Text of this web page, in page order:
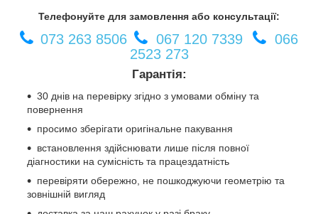
Телефонуйте для замовлення або консультації:
073 263 8506 067 120 7339
066
2523 273
Гарантія:
30 днів на перевірку згідно з умовами обміну та
повернення
просимо зберігати оригінальне пакування
встановлення здійснювати лише після повної
діагностики на сумісність та працездатність
перевіряти обережно, не пошкоджуючи геометрію та
зовнішній вигляд